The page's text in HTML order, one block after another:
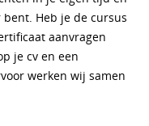
Heb je de cursus
aanvragen
je cv en een
werken wij samen